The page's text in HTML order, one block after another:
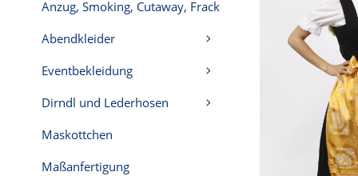
Anzug, Smoking, Cutaway, Frack
Abendkleider
Eventbekleidung
Dirndl und Lederhosen
Maskottchen
Maßanfertigung